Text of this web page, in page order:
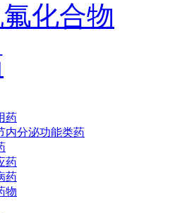
化合物
药
内分泌功能类药
药
药
物